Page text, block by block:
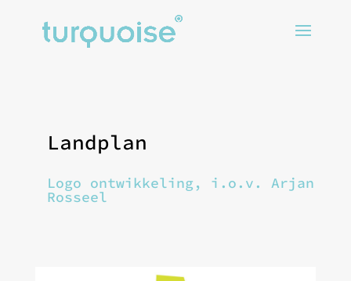
Landplan
Logo ontwikkeling, i.o.v. Arjan
Rosseel